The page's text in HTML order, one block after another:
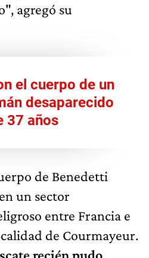
agregó su
el cuerpo de un
desaparecido
37 años
de Benedetti
un sector
entre Francia e
de Courmayeur.
recién pudo